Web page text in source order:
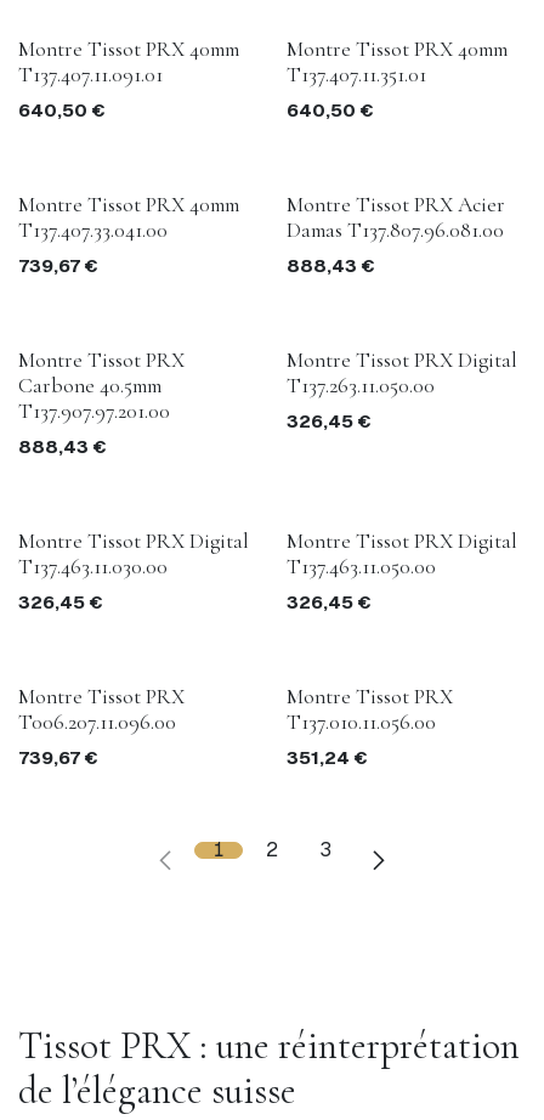
Montre Tissot PRX 40mm
T137.407.11.091.01
640,50 €
Montre Tissot PRX 40mm
T137.407.11.351.01
640,50 €
Montre Tissot PRX 40mm
T137.407.33.041.00
739,67 €
Montre Tissot PRX Acier
Damas T137.807.96.081.00
888,43 €
Montre Tissot PRX
Carbone 40.5mm
T137.907.97.201.00
888,43 €
Montre Tissot PRX Digital
T137.263.11.050.00
326,45€
Montre Tissot PRX Digital
T137.463.11.030.00
326,45 €
Montre Tissot PRX Digital
T137.463.11.050.00
326,45€
Montre Tissot PRX
T006.207.11.096.00
739,67 €
Montre Tissot PRX
T137.010.11.056.00
351,24 €
1 2 3
Tissot PRX : une réinterprétation
de l’élégance suisse